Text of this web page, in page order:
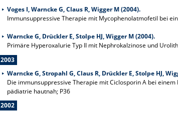
Voges I, Warncke G, Claus R, Wigger M (2004).
Immunsuppressive Therapie mit Mycophenolatmofetil bei
Warncke G, Drückler E, Stolpe HJ, Wigger M (2004).
Primäre Hyperoxalurie Typ II mit Nephrokalzinose und
2003
Warncke G, Stropahl G, Claus R, Drückler E, Stolpe HJ,
Die immunsuppressive Therapie mit Ciclosporin A bei
pädiatrie hautnah; P36
2002